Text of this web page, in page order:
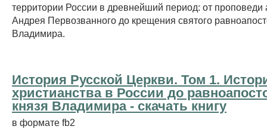
территории России в древнейший период: от проповеди
Андрея Первозванного до крещения святого
Владимира.
История Русской Церкви. Том 1.
христианства в России до
князя Владимира - cкачать книгу
в формате fb2